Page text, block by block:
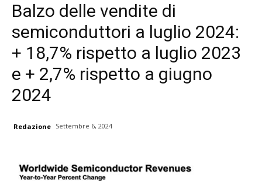
Balzo delle vendite di
semiconduttori a luglio 2024:
+ 18,7% rispetto a luglio 2023
e + 2,7% rispetto a giugno
2024
Redazione Settembre 6, 2024